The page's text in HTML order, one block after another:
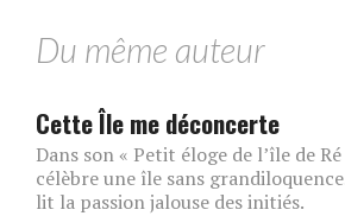
Du même auteur
Cette Île me déconcerte
Dans son « Petit éloge de l’île de
célèbre une île sans
lit la passion jalouse des initiés.